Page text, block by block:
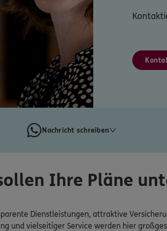
Nachricht schreiben
Ihre Pläne
Dienstleistungen, attraktive
und vielseitiger Service werden hier